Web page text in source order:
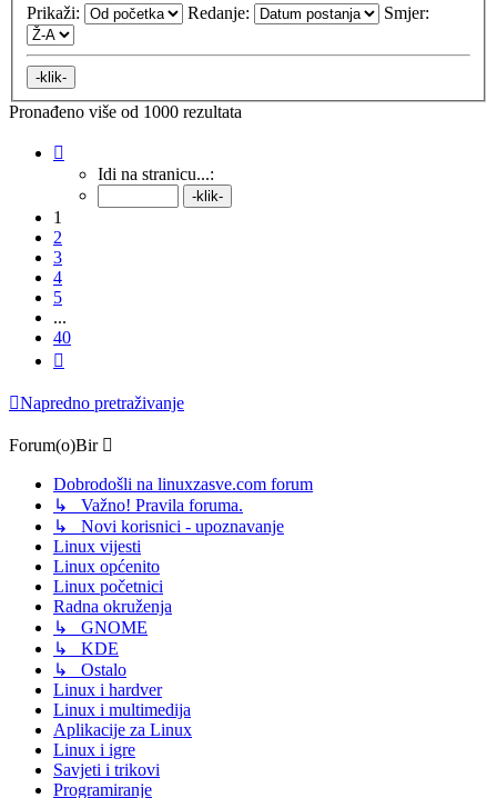
Prikaži: Redanje: Smjer:
Pronađeno više od 1000 rezultata
40 .Idi na stranicu...:
1
2
3
4
5
...
40
Napredno pretraživanje
Forum(o)Bir
Dobrodošli na linuxzasve.com forum
↳ Važno! Pravila foruma.
↳ Novi korisnici - upoznavanje
Linux vijesti
Linux općenito
Linux početnici
Radna okruženja
↳ GNOME
↳ KDE
↳ Ostalo
Linux i hardver
Linux i multimedija
Aplikacije za Linux
Linux i igre
Savjeti i trikovi
Programiranje